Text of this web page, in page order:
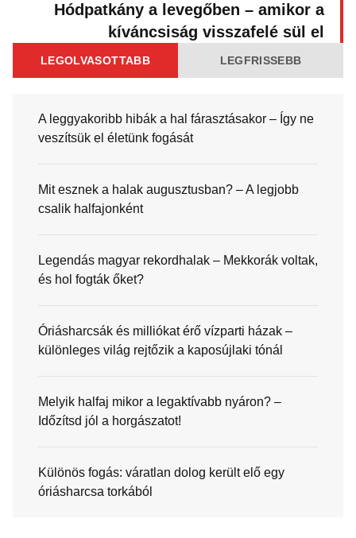
Hódpatkány a levegőben – amikor a
kíváncsiság visszafelé sül el
LEGOLVASOTTABB LEGFRISSEBB
A leggyakoribb hibák a hal fárasztásakor – Így ne
veszítsük el életünk fogását
Mit esznek a halak augusztusban? – A legjobb
csalik halfajonként
Legendás magyar rekordhalak – Mekkorák voltak,
és hol fogták őket?
Óriásharcsák és milliókat érő vízparti házak –
különleges világ rejtőzik a kaposújlaki tónál
Melyik halfaj mikor a legaktívabb nyáron? –
Időzítsd jól a horgászatot!
Különös fogás: váratlan dolog került elő egy
óriásharcsa torkából